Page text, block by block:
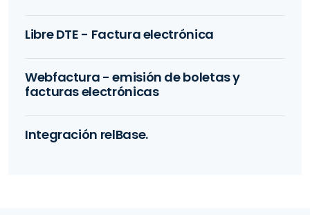
Libre DTE - Factura electrónica
Webfactura - emisión de boletas y
facturas electrónicas
Integración relBase.